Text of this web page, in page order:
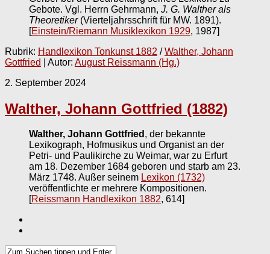
Gebote. Vgl. Herrn Gehrmann, J. G. Walther als
Theoretiker(Vierteljahrsschrift für MW. 1891).
[Einstein/Riemann Musiklexikon 1929, 1987]
Rubrik: Handlexikon Tonkunst 1882 /Walther, Johann
Gottfried
| Autor: August Reissmann (Hg.)
2. September 2024
Walther, Johann Gottfried (1882)
Walther, Johann Gottfried , der bekannte
Lexikograph, Hofmusikus und Organist an der
Petri- und Paulikirche zu Weimar, war zu Erfurt
am 18. Dezember 1684 geboren und starb am 23.
März 1748. Außer seinem Lexikon (1732)
veröffentlichte er mehrere Kompositionen.
[Reissmann Handlexikon 1882, 614]